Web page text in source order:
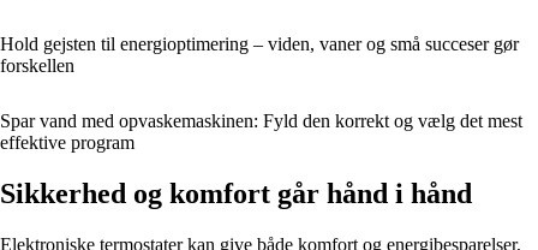
Hold gejsten til energioptimering – viden, vaner og små succeser gør
forskellen
Spar vand med opvaskemaskinen: Fyld den korrekt og vælg det mest
effektive program
Sikkerhed og komfort går hånd i hånd
Elektroniske termostater kan give både komfort og energibesparelser,